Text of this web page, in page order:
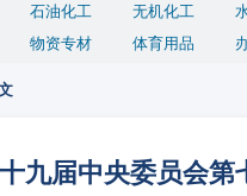
石油化工 无机化工
物资专材 体育用品
九届中央委员会第